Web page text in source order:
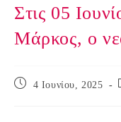
Στις 05
Μάρκος, ο
Post
4 Ιουνίου, 2025